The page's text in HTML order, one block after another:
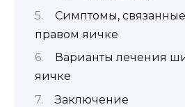
Симптомы,
правом яичке
Варианты лечения
яичке
Заключение